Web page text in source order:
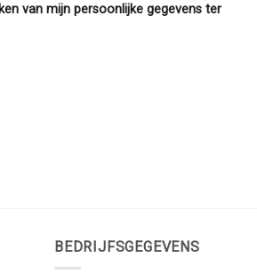
van mijn persoonlijke gegevens ter
BEDRIJFSGEGEVENS